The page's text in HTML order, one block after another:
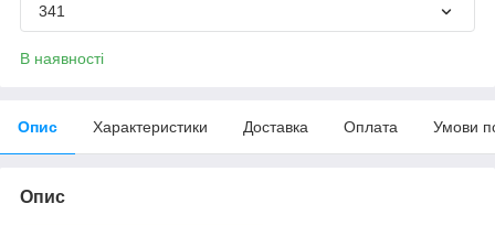
341
В наявності
Опис Характеристики Доставка Оплата Умови
Опис